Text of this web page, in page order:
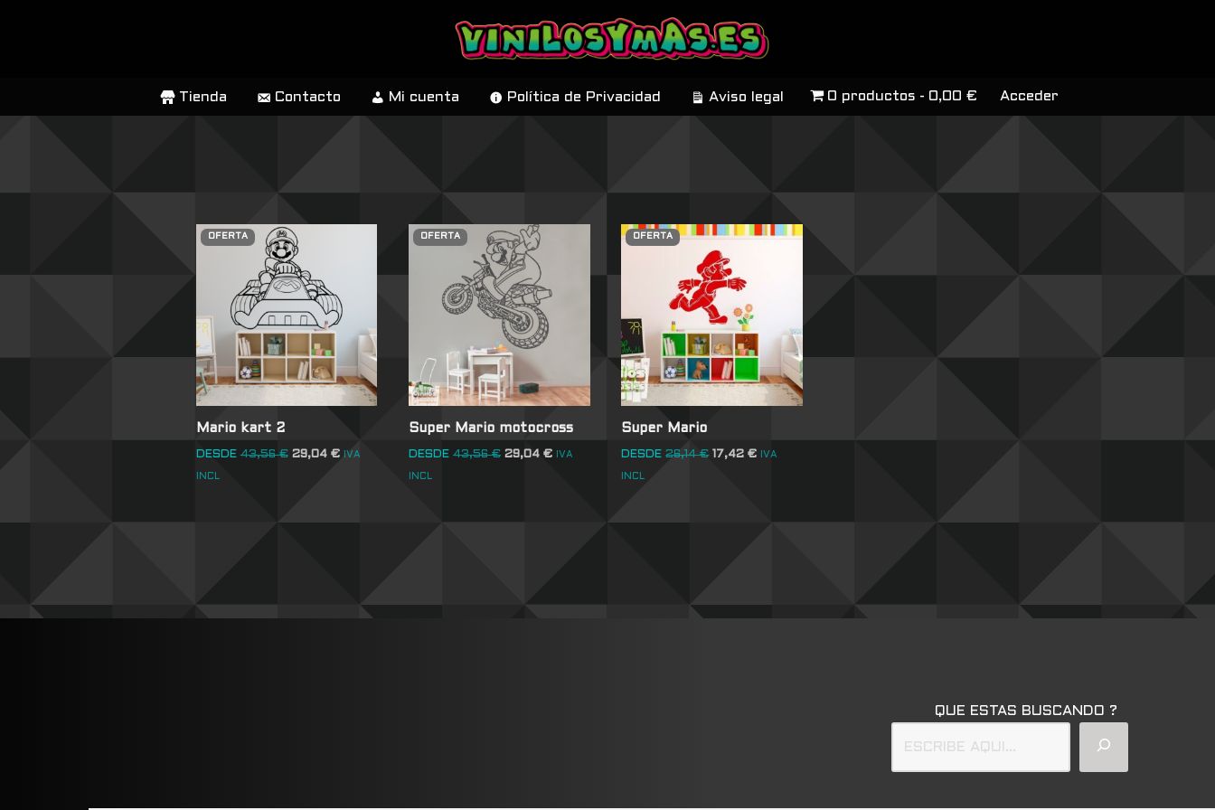
Tienda Contacto Mi cuenta Política de Privacidad Aviso legal 0 productos 0,00 € Acceder
OFERTA
Mario kart 2
DESDE 43,56€ 29,04 € IVA
INCL
OFERTA
Super Mario motocross
DESDE 43,56€ 29,04€ IVA
INCL
OFERTA
Super Mario
DESDE 26,14€ 17,42€ IVA
INCL
QUE ESTAS BUSCANDO ?